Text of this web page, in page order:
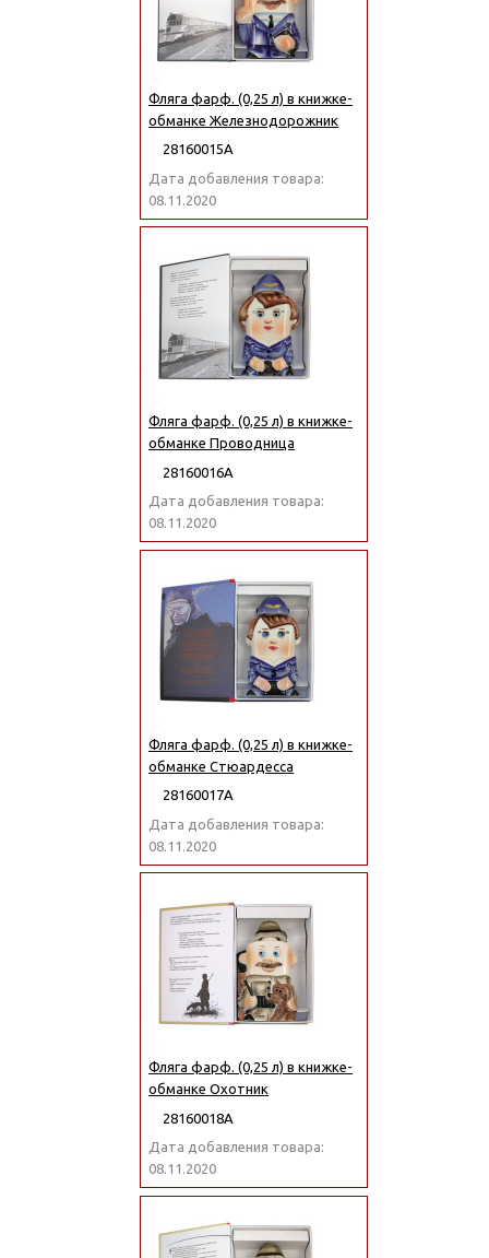
Фляга фарф. (0,25 л) в книжке-
обманке Железнодорожник
28160015А
Дата добавления товара:
08.11.2020
Фляга фарф. (0,25 л) в книжке-
обманке Проводница
28160016А
Дата добавления товара:
08.11.2020
Фляга фарф. (0,25 л) в книжке-
обманке Стюардесса
28160017А
Дата добавления товара:
08.11.2020
Фляга фарф. (0,25 л) в книжке-
обманке Охотник
28160018А
Дата добавления товара:
08.11.2020